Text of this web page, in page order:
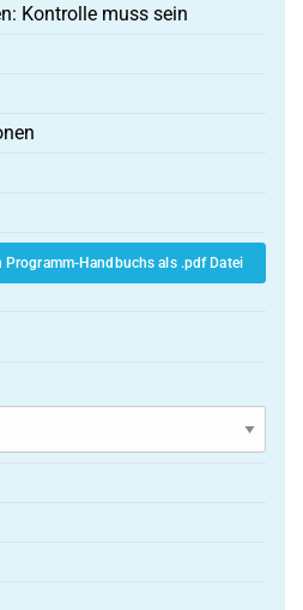
Kontrolle muss sein
Programm-Handbuchs als .pdf Datei